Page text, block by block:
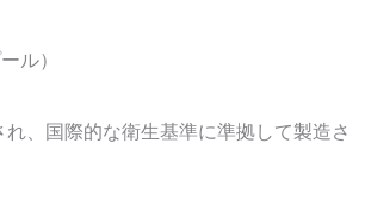
ル）
、国際的な衛生基準に準拠して製造さ